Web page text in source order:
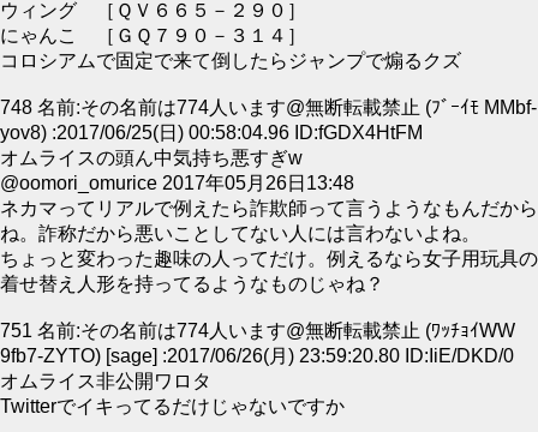
ウィング ［ＱＶ６６５－２９０］
にゃんこ ［ＧＱ７９０－３１４］
コロシアムで固定で来て倒したらジャンプで煽るクズ
748 名前:その名前は774人います@無断転載禁止 (ﾌﾞｰｲﾓ MMbf-
yov8) :2017/06/25(日) 00:58:04.96 ID:fGDX4HtFM
オムライスの頭ん中気持ち悪すぎw
@oomori_omurice 2017年05月26日13:48
ネカマってリアルで例えたら詐欺師って言うようなもんだから
ね。詐称だから悪いことしてない人には言わないよね。
ちょっと変わった趣味の人ってだけ。例えるなら女子用玩具の
着せ替え人形を持ってるようなものじゃね？
751 名前:その名前は774人います@無断転載禁止 (ﾜｯﾁｮｲWW
9fb7-ZYTO) [sage] :2017/06/26(月) 23:59:20.80 ID:IiE/DKD/0
オムライス非公開ワロタ
Twitterでイキってるだけじゃないですか